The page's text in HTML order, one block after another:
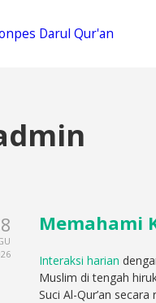
Darul Qur'an
Memahami
Interaksi harian
Muslim di tengah
Suci Al-Qur’an